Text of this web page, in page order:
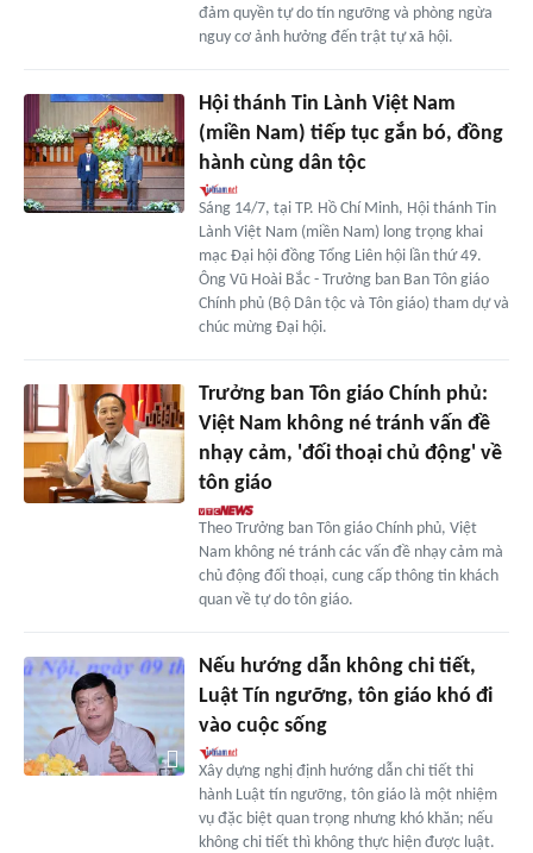
đảm quyền tự do tín ngưỡng và phòng ngừa
nguy cơ ảnh hưởng đến trật tự xã hội.
Hội thánh Tin Lành Việt Nam
(miền Nam) tiếp tục gắn bó, đồng
hành cùng dân tộc
Sáng 14/7, tại TP. Hồ Chí Minh, Hội thánh Tin
Lành Việt Nam (miền Nam) long trọng khai
mạc Đại hội đồng Tổng Liên hội lần thứ 49.
Ông Vũ Hoài Bắc - Trưởng ban Ban Tôn giáo
Chính phủ (Bộ Dân tộc và Tôn giáo) tham dự và
chúc mừng Đại hội.
Trưởng ban Tôn giáo Chính phủ:
Việt Nam không né tránh vấn đề
nhạy cảm, 'đối thoại chủ động' về
tôn giáo
Theo Trưởng ban Tôn giáo Chính phủ, Việt
Nam không né tránh các vấn đề nhạy cảm mà
chủ động đối thoại, cung cấp thông tin khách
quan về tự do tôn giáo.
Nếu hướng dẫn không chi tiết,
Luật Tín ngưỡng, tôn giáo khó đi
vào cuộc sống
Xây dựng nghị định hướng dẫn chi tiết thi
hành Luật tín ngưỡng, tôn giáo là một nhiệm
vụ đặc biệt quan trọng nhưng khó khăn; nếu
không chi tiết thì không thực hiện được luật.